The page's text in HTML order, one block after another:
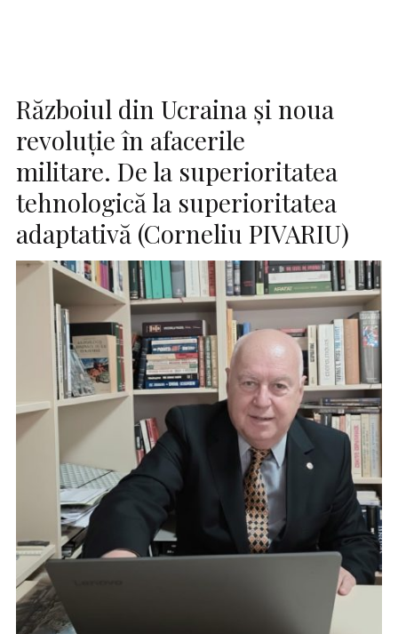
Războiul din Ucraina și noua
revoluție în afacerile
militare. De la superioritatea
tehnologică la superioritatea
adaptativă (Corneliu PIVARIU)